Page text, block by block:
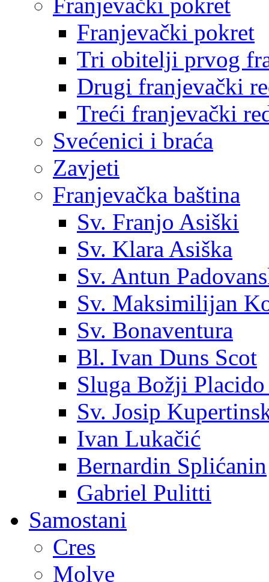
Franjevački pokret
Tri obitelji prvog
Drugi franjevački
Treći franjevački
Svećenici i braća
Zavjeti
Franjevačka baština
Sv. Franjo Asiški
Sv. Klara Asiška
Sv. Antun
Sv. Maksimilijan
Sv. Bonaventura
Bl. Ivan Duns Scot
Sluga Božji Placido
Sv. Josip
Ivan Lukačić
Bernardin Splićanin
Gabriel Pulitti
Samostani
Cres
Molve